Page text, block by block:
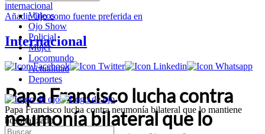
Videos
Ojo Show
Policial
Mujer
Locomundo
Actualidad
Deportes
Papa Francisco lucha contra neumonía bilateral que lo mantiene
hospitalizado
internacional
AñadirOjocomo fuente preferida en
Internacional
Papa Francisco lucha contra
neumonía bilateral que lo